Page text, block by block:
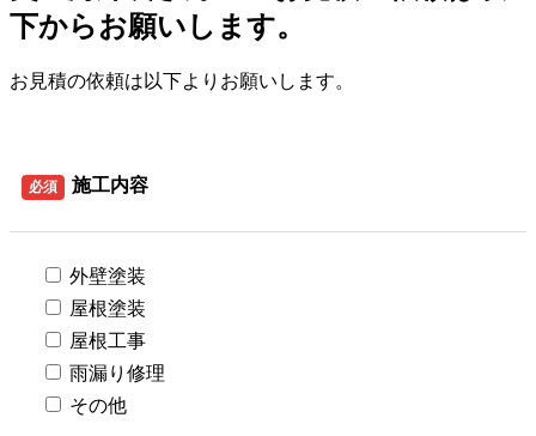
下からお願いします。
お見積の依頼は以下よりお願いします。
必須 施工内容
外壁塗装
屋根塗装
屋根工事
雨漏り修理
その他